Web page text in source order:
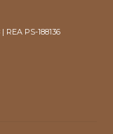
PS-188136